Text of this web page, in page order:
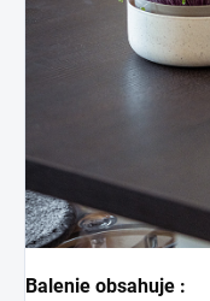
Balenie